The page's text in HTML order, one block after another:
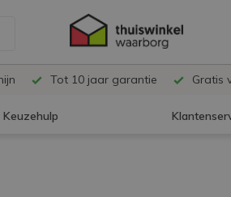
Tot 10 jaar garantie Gratis
Keuzehulp